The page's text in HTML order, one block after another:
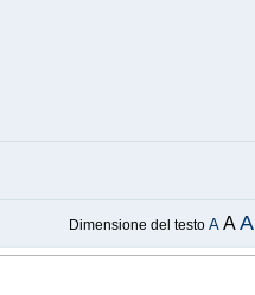
Dimensione del testoA AA